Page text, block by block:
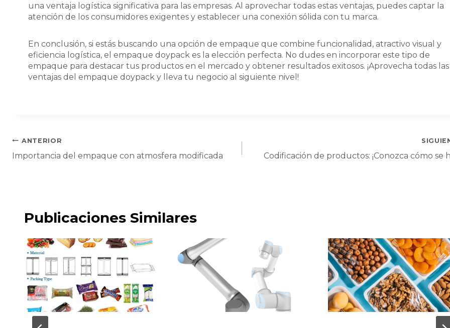
una ventaja logística significativa para las empresas. Al aprovechar todas estas ventajas, puedes captar la
atención de los consumidores exigentes y establecer una conexión sólida con tu marca.
En conclusión, si estás buscando una opción de empaque que combine funcionalidad, atractivo visual y
eficiencia logística, el empaque doypack es la elección perfecta. No dudes en incorporar este tipo de
empaque para destacar tus productos en el mercado y obtener resultados exitosos. ¡Aprovecha todas las
ventajas del empaque doypack y lleva tu negocio al siguiente nivel!
Navegación
de
ANTERIOR
Importancia del empaque con atmosfera modificada Codificación de productos: ¡Conozca cómo se
Publicaciones Similares